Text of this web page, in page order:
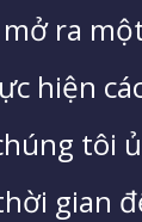
ra
hiện
tôi
gian